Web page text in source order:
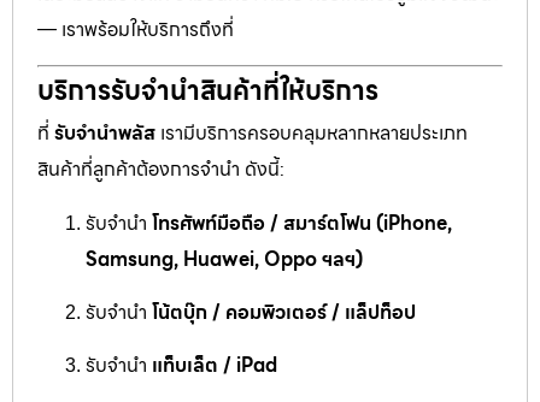
— เราพร้อมให้บริการถึงที่
บริการรับจำนำสินค้าที่ให้บริการ
ที่ รับจำนำพลัส เรามีบริการครอบคลุมหลากหลายประเภท
สินค้าที่ลูกค้าต้องการจำนำ ดังนี้:
รับจำนำ โทรศัพท์มือถือ / สมาร์ตโฟน (iPhone,
Samsung, Huawei, Oppo ฯลฯ)
รับจำนำ โน้ตบุ๊ก / คอมพิวเตอร์ / แล็ปท็อป
รับจำนำ แท็บเล็ต / iPad